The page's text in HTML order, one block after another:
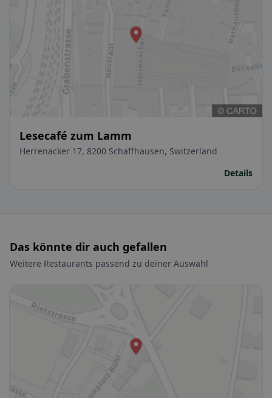
Lesecafé zum Lamm
Herrenacker 17, 8200 Schaffhausen, Switzerland
Details
Das könnte dir auch gefallen
Weitere Restaurants passend zu deiner Auswahl